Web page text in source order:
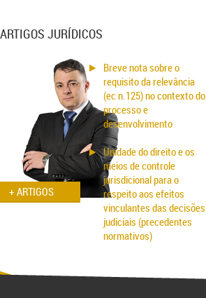
ARTIGOS JURÍDICOS
+ ARTIGOS
Breve nota sobre o
requisito da relevância
(ec n.125) no contexto do
processo e
desenvolvimento
Unidade do direito e os
meios de controle
jurisdicional para o
respeito aos efeitos
vinculantes das decisões
judiciais (precedentes
normativos)
fraude patrimonial: da